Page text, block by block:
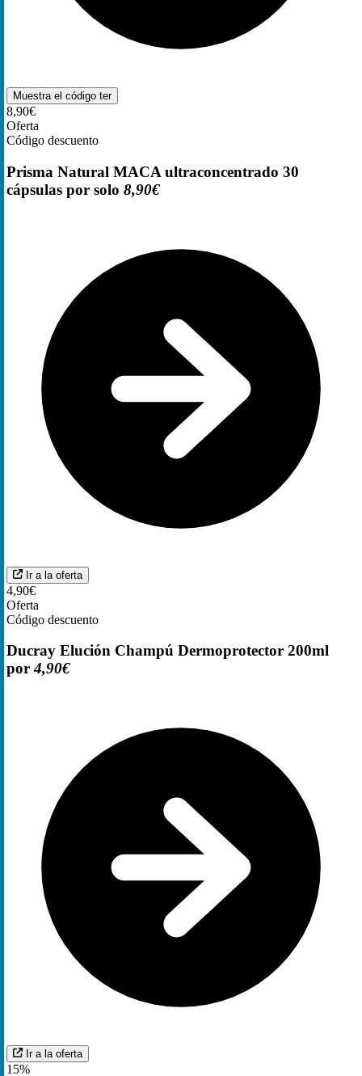
Muestra el código ter
8,90€
Oferta
Código descuento
Prisma Natural MACA ultraconcentrado 30
cápsulas por solo 8,90€
Ir a la oferta
4,90€
Oferta
Código descuento
Ducray Elución Champú Dermoprotector 200ml
por4,90€
Ir a la oferta
15%